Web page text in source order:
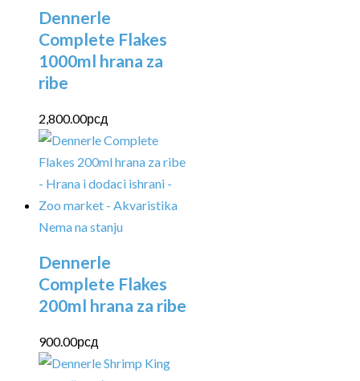
Dennerle
Complete Flakes
1000ml hrana za
ribe
2,800.00рсд
Nema na stanju
Dennerle
Complete Flakes
200ml hrana za ribe
900.00рсд